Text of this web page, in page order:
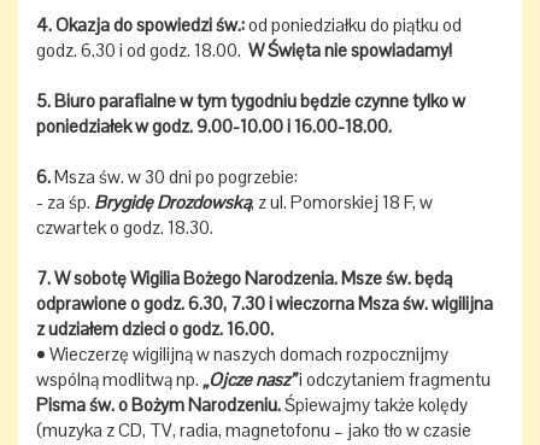
4. Okazja do spowiedzi św.:od poniedziałku do piątku od
godz. 6.30 i od godz. 18.00. W Święta nie spowiadamy!
5. Biuro parafialne w tym tygodniu będzie czynne tylko w
poniedziałek w godz. 9.00-10.00 i 16.00-18.00.
6.Msza św. w 30 dni po pogrzebie:
- za śp. Brygidę Drozdowską, z ul. Pomorskiej 18 F, w
czwartek o godz. 18.30.
7. W sobotę Wigilia Bożego Narodzenia. Msze św. będą
odprawione o godz. 6.30, 7.30 i wieczorna Msza św. wigilijna
z udziałem dzieci o godz. 16.00.
• Wieczerzę wigilijną w naszych domach rozpocznijmy
wspólną modlitwą np. „Ojcze nasz”i odczytaniem fragmentu
Pisma św. o Bożym Narodzeniu.Śpiewajmy także kolędy
(muzyka z CD, TV, radia, magnetofonu – jako tło w czasie